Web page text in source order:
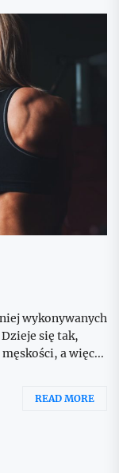
wykonywanych
się tak,
a więc...
READ MORE